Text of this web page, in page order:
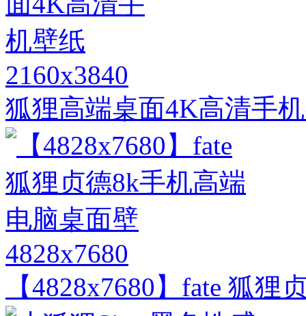
2160x3840
狐狸高端桌面4K高清手
4828x7680
【4828x7680】fate 狐